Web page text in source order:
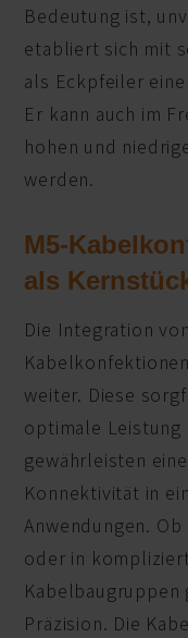
Bedeutung ist,
etabliert sich mit
als Eckpfeiler
Er kann auch im
hohen und
werden.
M5-
als
Die Integration
weiter. Diese
optimale Leistung
gewährleisten
Konnektivität in
Anwendungen.
oder in
Kabelbaugruppen
Präzision. Die